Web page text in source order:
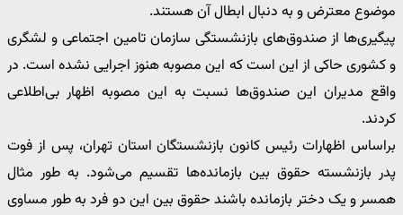
موضوع معترض و به دنبال ابطال آن هستند.
پیگیری‌ها از صندوق‌های بازنشستگی سازمان تامین اجتماعی و لشگری
و کشوری حاکی از این است که این مصوبه هنوز اجرایی نشده است. در
واقع مدیران این صندوق‌ها نسبت به این مصوبه اظهار بی‌اطلاعی
کردند.
براساس اظهارات رئیس کانون بازنشستگان استان تهران، پس از فوت
پدر بازنشسته حقوق بین بازمانده‌ها تقسیم می‌شود. به طور مثال
همسر و یک دختر بازمانده باشند حقوق بین این دو فرد به طور مساوی